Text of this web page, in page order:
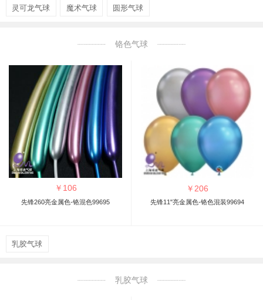
灵可龙气球 魔术气球 圆形气球
铬色气球
￥ 106
先锋260亮金属色-铬混色99695
￥ 206
先锋11"亮金属色-铬色混装99694
乳胶气球
乳胶气球